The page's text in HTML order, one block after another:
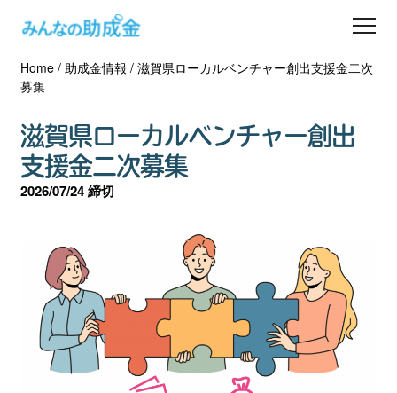
助成金を探す
士業の方へ
助成金コラム
ダウンロード
会員登録
Home/ 助成金情報 / 滋賀県ローカルベンチャー創出支援金二次
募集
滋賀県ローカルベンチャー創出
支援金二次募集
2026/07/24 締切